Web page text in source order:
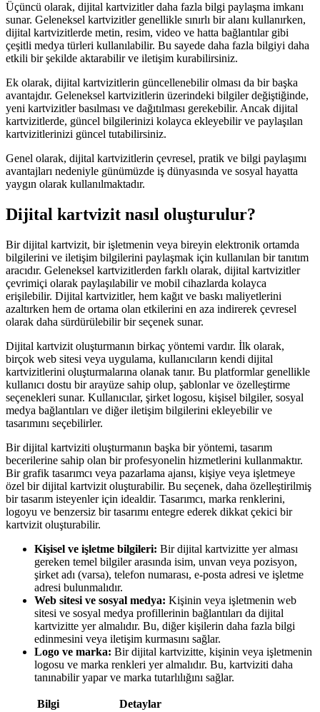
Üçüncü olarak, dijital kartvizitler daha fazla bilgi paylaşma imkanı
sunar. Geleneksel kartvizitler genellikle sınırlı bir alanı kullanırken,
dijital kartvizitlerde metin, resim, video ve hatta bağlantılar gibi
çeşitli medya türleri kullanılabilir. Bu sayede daha fazla bilgiyi daha
etkili bir şekilde aktarabilir ve iletişim kurabilirsiniz.
Ek olarak, dijital kartvizitlerin güncellenebilir olması da bir başka
avantajdır. Geleneksel kartvizitlerin üzerindeki bilgiler değiştiğinde,
yeni kartvizitler basılması ve dağıtılması gerekebilir. Ancak dijital
kartvizitlerde, güncel bilgilerinizi kolayca ekleyebilir ve paylaşılan
kartvizitlerinizi güncel tutabilirsiniz.
Genel olarak, dijital kartvizitlerin çevresel, pratik ve bilgi paylaşımı
avantajları nedeniyle günümüzde iş dünyasında ve sosyal hayatta
yaygın olarak kullanılmaktadır.
Dijital kartvizit nasıl oluşturulur?
Bir dijital kartvizit, bir işletmenin veya bireyin elektronik ortamda
bilgilerini ve iletişim bilgilerini paylaşmak için kullanılan bir tanıtım
aracıdır. Geleneksel kartvizitlerden farklı olarak, dijital kartvizitler
çevrimiçi olarak paylaşılabilir ve mobil cihazlarda kolayca
erişilebilir. Dijital kartvizitler, hem kağıt ve baskı maliyetlerini
azaltırken hem de ortama olan etkilerini en aza indirerek çevresel
olarak daha sürdürülebilir bir seçenek sunar.
Dijital kartvizit oluşturmanın birkaç yöntemi vardır. İlk olarak,
birçok web sitesi veya uygulama, kullanıcıların kendi dijital
kartvizitlerini oluşturmalarına olanak tanır. Bu platformlar genellikle
kullanıcı dostu bir arayüze sahip olup, şablonlar ve özelleştirme
seçenekleri sunar. Kullanıcılar, şirket logosu, kişisel bilgiler, sosyal
medya bağlantıları ve diğer iletişim bilgilerini ekleyebilir ve
tasarımını seçebilirler.
Bir dijital kartviziti oluşturmanın başka bir yöntemi, tasarım
becerilerine sahip olan bir profesyonelin hizmetlerini kullanmaktır.
Bir grafik tasarımcı veya pazarlama ajansı, kişiye veya işletmeye
özel bir dijital kartvizit oluşturabilir. Bu seçenek, daha özelleştirilmiş
bir tasarım isteyenler için idealdir. Tasarımcı, marka renklerini,
logoyu ve benzersiz bir tasarımı entegre ederek dikkat çekici bir
kartvizit oluşturabilir.
Kişisel ve işletme bilgileri: Bir dijital kartvizitte yer alması
gereken temel bilgiler arasında isim, unvan veya pozisyon,
şirket adı (varsa), telefon numarası, e-posta adresi ve işletme
adresi bulunmalıdır.
Web sitesi ve sosyal medya: Kişinin veya işletmenin web
sitesi ve sosyal medya profillerinin bağlantıları da dijital
kartvizitte yer almalıdır. Bu, diğer kişilerin daha fazla bilgi
edinmesini veya iletişim kurmasını sağlar.
Logo ve marka: Bir dijital kartvizitte, kişinin veya işletmenin
logosu ve marka renkleri yer almalıdır. Bu, kartviziti daha
tanınabilir yapar ve marka tutarlılığını sağlar.
Bilgi Detaylar